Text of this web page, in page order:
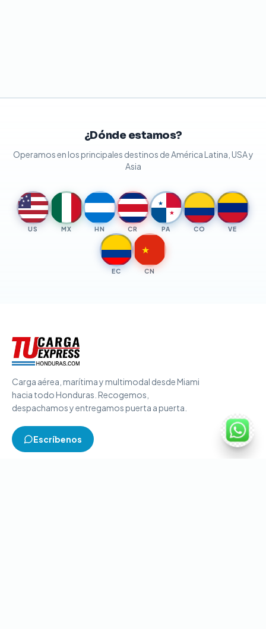
¿Dónde estamos?
Operamos en los principales destinos de América Latina, USA y
Asia
★ ★
★ ★
★
US MX HN CR
★
★
PA CO VE
EC
★
CN
Carga aérea, marítima y multimodal desde Miami
hacia todo Honduras. Recogemos,
despachamos y entregamos puerta a puerta.
Escríbenos